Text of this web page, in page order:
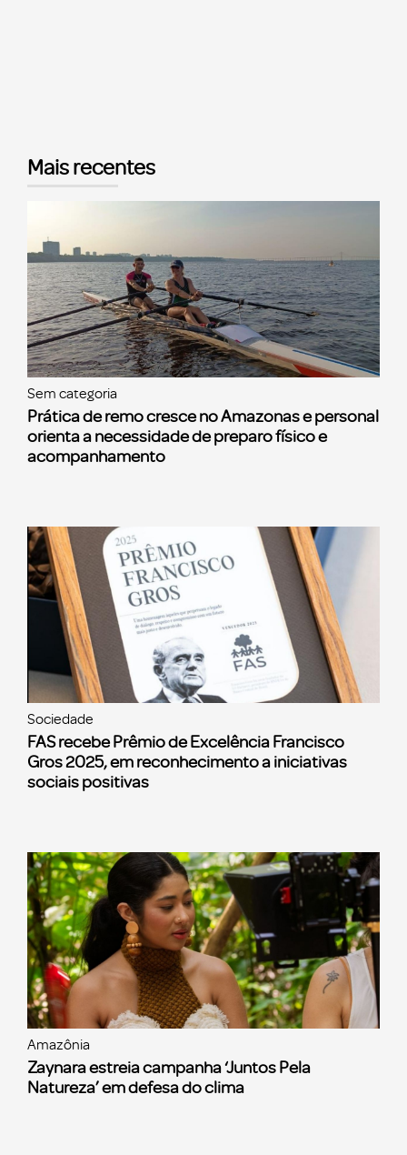
Mais recentes
Sem categoria
Prática de remo cresce no Amazonas e personal
orienta a necessidade de preparo físico e
acompanhamento
Sociedade
FAS recebe Prêmio de Excelência Francisco
Gros 2025, em reconhecimento a iniciativas
sociais positivas
Amazônia
Zaynara estreia campanha ‘Juntos Pela
Natureza’ em defesa do clima